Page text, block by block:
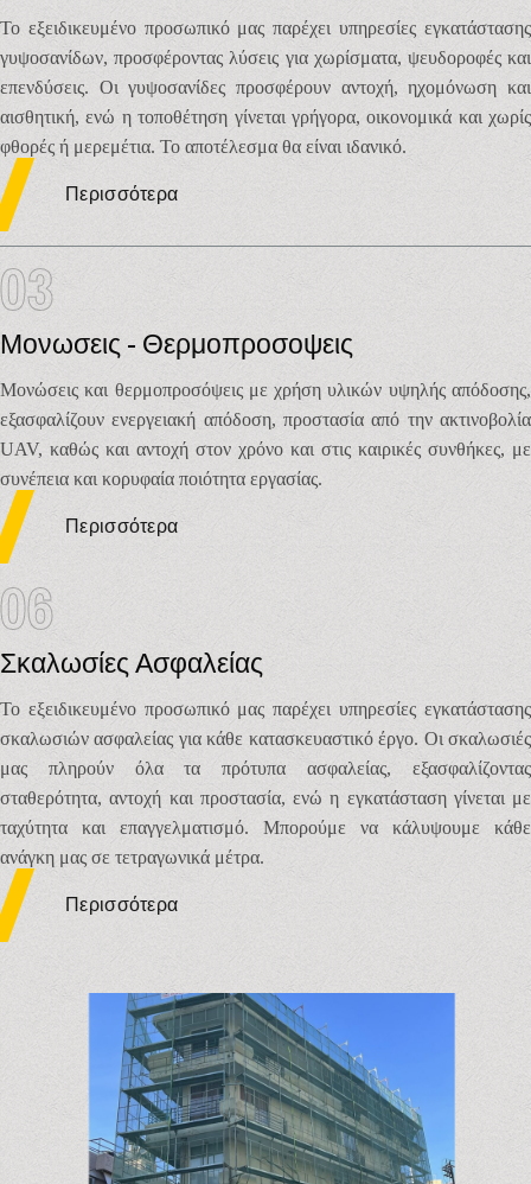
Το εξειδικευμένο προσωπικό μας παρέχει υπηρεσίες εγκατάστασης
γυψοσανίδων, προσφέροντας λύσεις για χωρίσματα, ψευδοροφές και
επενδύσεις. Οι γυψοσανίδες προσφέρουν αντοχή, ηχομόνωση και
αισθητική, ενώ η τοποθέτηση γίνεται γρήγορα, οικονομικά και χωρίς
φθορές ή μερεμέτια. Το αποτέλεσμα θα είναι ιδανικό.
Περισσότερα
03
Μονωσεις - Θερμοπροσοψεις
Μονώσεις και θερμοπροσόψεις με χρήση υλικών υψηλής απόδοσης,
εξασφαλίζουν ενεργειακή απόδοση, προστασία από την ακτινοβολία
UAV, καθώς και αντοχή στον χρόνο και στις καιρικές συνθήκες, με
συνέπεια και κορυφαία ποιότητα εργασίας.
Περισσότερα
06
Σκαλωσίες Ασφαλείας
Το εξειδικευμένο προσωπικό μας παρέχει υπηρεσίες εγκατάστασης
σκαλωσιών ασφαλείας για κάθε κατασκευαστικό έργο. Οι σκαλωσιές
μας πληρούν όλα τα πρότυπα ασφαλείας, εξασφαλίζοντας
σταθερότητα, αντοχή και προστασία, ενώ η εγκατάσταση γίνεται με
ταχύτητα και επαγγελματισμό. Μπορούμε να κάλυψουμε κάθε
ανάγκη μας σε τετραγωνικά μέτρα.
Περισσότερα